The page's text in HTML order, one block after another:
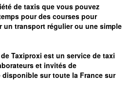
de taxis que vous pouvez
pour des courses pour
un transport régulierou une simple
de Taxiproxi est un service de taxi
et invités de
sur toute la France sur